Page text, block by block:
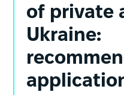
of private
Ukraine: